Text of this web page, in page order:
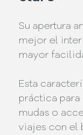
Su apertura
mejor el
mayor
Esta
práctica para
mudas o
viajes con el